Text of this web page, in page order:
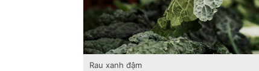
Rau xanh đậm